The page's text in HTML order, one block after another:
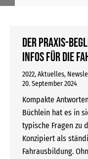
Der Praxis-
Infos für die
2022,Aktuelles,
20. September 2024
Kompakte
Büchlein hat es in
typische Fragen zu
Konzipiert als
Fahrausbildung.